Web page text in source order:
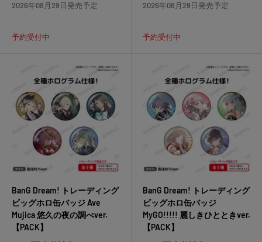
2026年08月29日発売予定
予約受付中
2026年08月29日発売予定
予約受付中
BanG Dream! トレーディング
ビッグホロ缶バッジ Ave
Mujica 悠久の夜の調べver.
【PACK】
BanG Dream! トレーディング
ビッグホロ缶バッジ
MyGO!!!!! 麗しきひとときver.
【PACK】